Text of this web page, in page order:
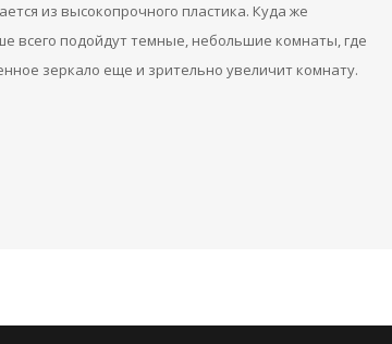
из высокопрочного пластика. Куда же
всего подойдут темные, небольшие комнаты, где
зеркало еще и зрительно увеличит комнату.